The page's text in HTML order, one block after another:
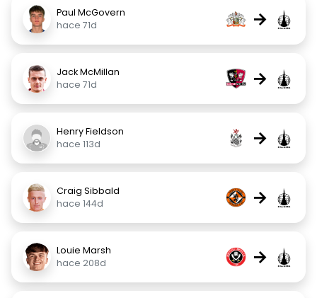
Paul McGovern
hace 71d
→
Jack McMillan
hace 71d
→
Henry Fieldson
hace 113d
→
Craig Sibbald
hace 144d
→
Louie Marsh
hace 208d
→